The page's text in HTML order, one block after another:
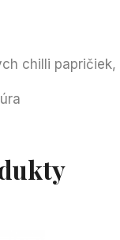
chilli papričiek,